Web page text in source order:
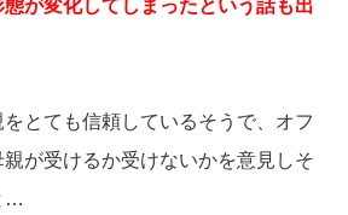
が変化してしまったという話も出
とても信頼しているそうで、オフ
が受けるか受けないかを意見しそ
…